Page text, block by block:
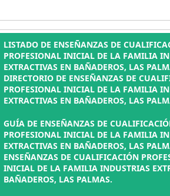
LISTADO DE ENSEÑANZAS DE
PROFESIONAL INICIAL DE LA FAMILIA
EXTRACTIVAS EN BAÑADEROS, LAS
DIRECTORIO DE ENSEÑANZAS DE
PROFESIONAL INICIAL DE LA FAMILIA
EXTRACTIVAS EN BAÑADEROS, LAS
GUÍA DE ENSEÑANZAS DE
PROFESIONAL INICIAL DE LA FAMILIA
EXTRACTIVAS EN BAÑADEROS, LAS
ENSEÑANZAS DE CUALIFICACIÓN
INICIAL DE LA FAMILIA INDUSTRIAS
BAÑADEROS, LAS PALMAS.